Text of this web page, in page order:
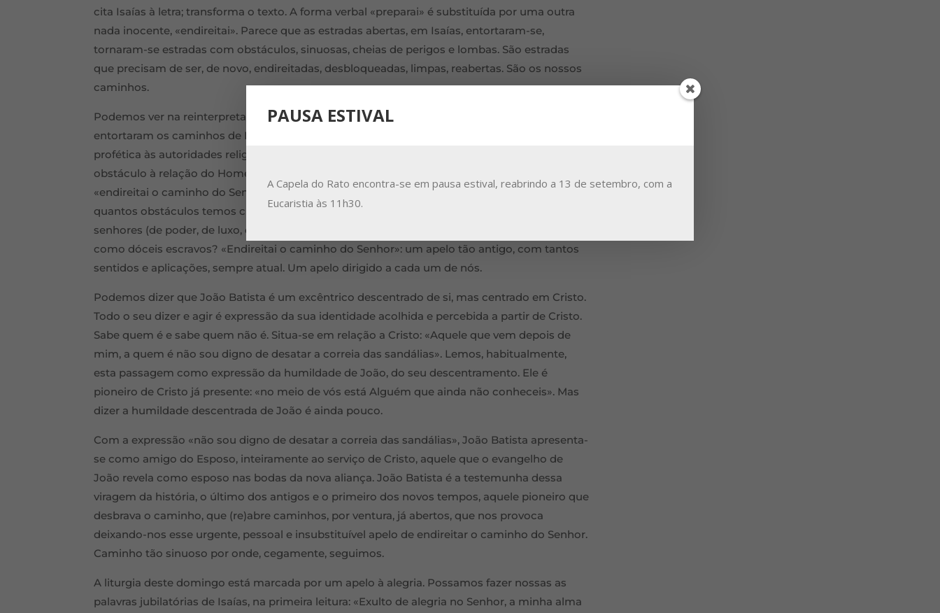
cita Isaías à letra; transforma o texto. A forma verbal «preparai» é substituída por uma outra
nada inocente, «endireitai». Parece que as estradas abertas, em Isaías, entortaram-se,
tornaram-se estradas com obstáculos, sinuosas, cheias de perigos e lombas. São estradas
que precisam de ser, de novo, endireitadas, desbloqueadas, limpas, reabertas. São os nossos
caminhos.
Podemos ver na reinterpretação de João uma crítica declarada às autoridades judaicas que
entortaram os caminhos de Deus com o seu legalismo; podemos ver aí também uma crítica
profética às autoridades religiosas de todos os tempos, e deste nosso tempo, que se tornam
obstáculo à relação do Homem com Deus pelos seus escândalos. Podemos ver ainda nesse
«endireitai o caminho do Senhor» um apelo direto a uma avaliação pessoal da nossa vida:
quantos obstáculos temos criado no nosso caminho para Deus e com Deus? Quantos
senhores (de poder, de luxo, de prestígio, de sucesso, de competição…) não temos servido
como dóceis escravos? «Endireitai o caminho do Senhor»: um apelo tão antigo, com tantos
sentidos e aplicações, sempre atual. Um apelo dirigido a cada um de nós.
Podemos dizer que João Batista é um excêntrico descentrado de si, mas centrado em Cristo.
Todo o seu dizer e agir é expressão da sua identidade acolhida e percebida a partir de Cristo.
Sabe quem é e sabe quem não é. Situa-se em relação a Cristo: «Aquele que vem depois de
mim, a quem é não sou digno de desatar a correia das sandálias». Lemos, habitualmente,
esta passagem como expressão da humildade de João, do seu descentramento. Ele é
pioneiro de Cristo já presente: «no meio de vós está Alguém que ainda não conheceis». Mas
dizer a humildade descentrada de João é ainda pouco.
Com a expressão «não sou digno de desatar a correia das sandálias», João Batista apresenta-
se como amigo do Esposo, inteiramente ao serviço de Cristo, aquele que o evangelho de
João revela como esposo nas bodas da nova aliança. João Batista é a testemunha dessa
viragem da história, o último dos antigos e o primeiro dos novos tempos, aquele pioneiro que
desbrava o caminho, que (re)abre caminhos, por ventura, já abertos, que nos provoca
deixando-nos esse urgente, pessoal e insubstituível apelo de endireitar o caminho do Senhor.
Caminho tão sinuoso por onde, cegamente, seguimos.
A liturgia deste domingo está marcada por um apelo à alegria. Possamos fazer nossas as
palavras jubilatórias de Isaías, na primeira leitura: «Exulto de alegria no Senhor, a minha alma
PAUSA ESTIVAL
A Capela do Rato encontra-se em pausa estival, reabrindo a 13 de setembro, com a
Eucaristia às 11h30.